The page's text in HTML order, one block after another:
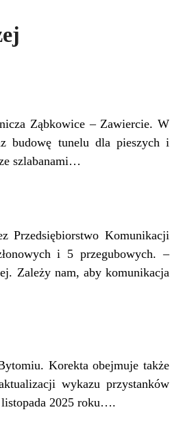
Ząbkowice – Zawiercie. W
budowę tunelu dla pieszych i
szlabanami…
Przedsiębiorstwo Komunikacji
i 5 przegubowych. –
Zależy nam, aby komunikacja
Korekta obejmuje także
wykazu przystanków
2025 roku….